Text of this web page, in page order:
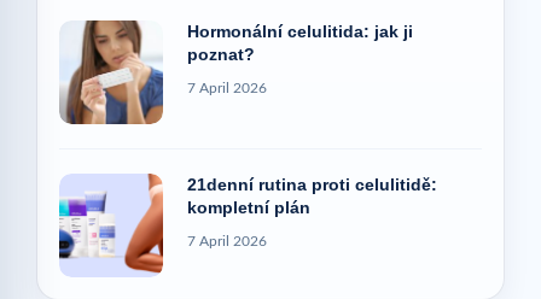
Hormonální celulitida: jak ji
poznat?
7 April 2026
21denní rutina proti celulitidě:
kompletní plán
7 April 2026